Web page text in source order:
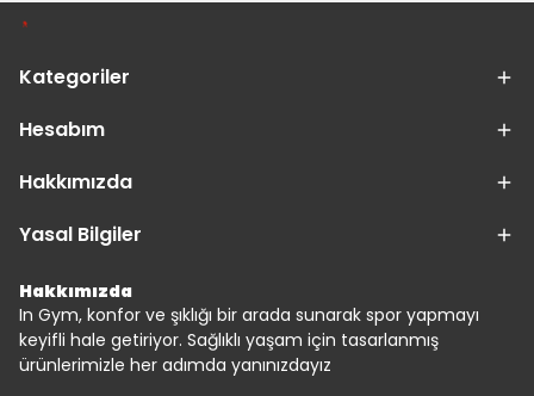
Kategoriler
Hesabım
Hakkımızda
Yasal Bilgiler
Hakkımızda
In Gym, konfor ve şıklığı bir arada sunarak spor yapmayı
keyifli hale getiriyor. Sağlıklı yaşam için tasarlanmış
ürünlerimizle her adımda yanınızdayız